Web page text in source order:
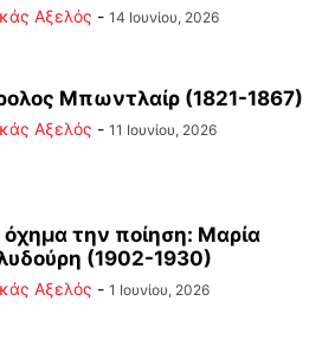
Αξελός - 14 Ιουνίου, 2026
Μπωντλαίρ (1821-1867)
Αξελός - 11 Ιουνίου, 2026
την ποίηση: Μαρία
(1902-1930)
Αξελός - 1 Ιουνίου, 2026